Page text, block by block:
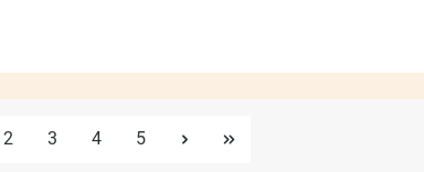
Seite
2 Seite
3 Seite
4 Seite
5